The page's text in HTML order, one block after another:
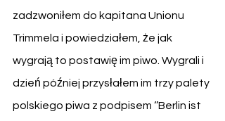
zadzwoniłem do kapitana Unionu
Trimmela i powiedziałem, że jak
wygrają to postawię im piwo. Wygrali i
dzień później przysłałem im trzy palety
polskiego piwa z podpisem ‘’Berlin ist